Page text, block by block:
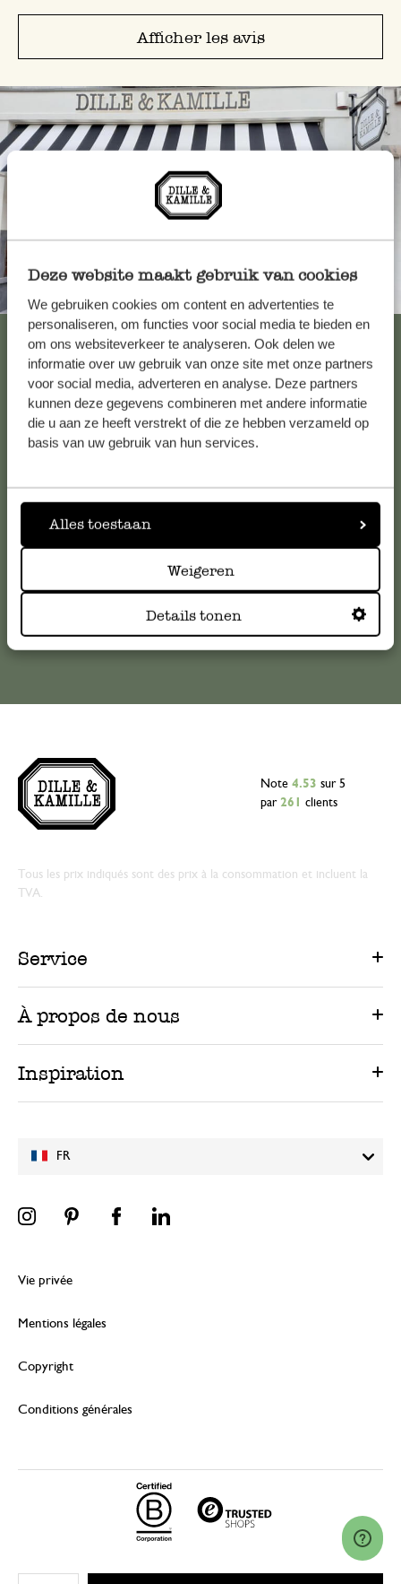
Deze website maakt gebruik van cookies
We gebruiken cookies om content en advertenties te
personaliseren, om functies voor social media te bieden en
om ons websiteverkeer te analyseren. Ook delen we
informatie over uw gebruik van onze site met onze partners
voor social media, adverteren en analyse. Deze partners
kunnen deze gegevens combineren met andere informatie
die u aan ze heeft verstrekt of die ze hebben verzameld op
basis van uw gebruik van hun services.
Alles toestaan
Weigeren
Details tonen
Afficher les avis
Toujours à proximité
Voir les 62 magasins
Service clientèle
nos réponses auxquestions les plus fréquemment posées.
FR
Note 4.53 sur 5
par 261 clients
Tous les prix indiqués sont des prix à la consommation et incluent la
TVA.
Service
À propos de nous
Inspiration
Vie privée
Mentions légales
Copyright
Conditions générales
© 2026 Dille & Kamille (Nederland) B.V.